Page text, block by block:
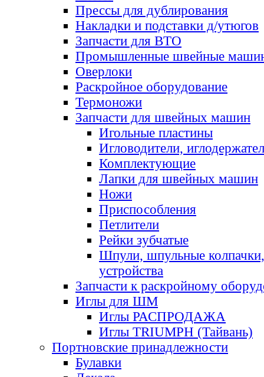
Прессы для дублирования
Накладки и подставки д/утюгов
Запчасти для ВТО
Промышленные швейные
Оверлоки
Раскройное оборудование
Термоножи
Запчасти для швейных машин
Игольные пластины
Игловодители,
Комплектующие
Лапки для швейных машин
Ножи
Приспособления
Петлители
Рейки зубчатые
Шпули, шпульные
устройства
Запчасти к раскройному
Иглы для ШМ
Иглы РАСПРОДАЖА
Иглы TRIUMPH (Тайвань)
Портновские принадлежности
Булавки